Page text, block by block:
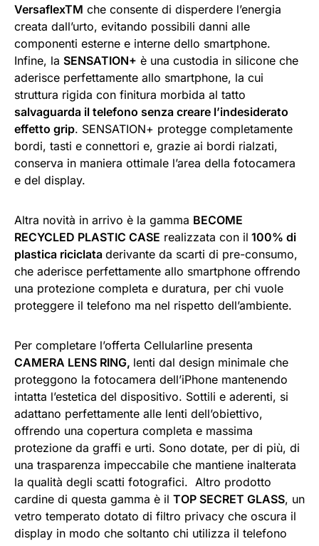
VersaflexTM che consente di disperdere l’energia
creata dall’urto, evitando possibili danni alle
componenti esterne e interne dello smartphone.
Infine, la SENSATION+ è una custodia in silicone che
aderisce perfettamente allo smartphone, la cui
struttura rigida con finitura morbida al tatto
salvaguarda il telefono senza creare l’indesiderato
effetto grip. SENSATION+ protegge completamente
bordi, tasti e connettori e, grazie ai bordi rialzati,
conserva in maniera ottimale l’area della fotocamera
e del display.
Altra novità in arrivo è la gamma BECOME
RECYCLED PLASTIC CASE realizzata con il 100% di
plastica riciclata derivante da scarti di pre-consumo,
che aderisce perfettamente allo smartphone offrendo
una protezione completa e duratura, per chi vuole
proteggere il telefono ma nel rispetto dell’ambiente.
Per completare l’offerta Cellularline presenta
CAMERA LENS RING, lenti dal design minimale che
proteggono la fotocamera dell’iPhone mantenendo
intatta l’estetica del dispositivo. Sottili e aderenti, si
adattano perfettamente alle lenti dell’obiettivo,
offrendo una copertura completa e massima
protezione da graffi e urti. Sono dotate, per di più, di
una trasparenza impeccabile che mantiene inalterata
la qualità degli scatti fotografici. Altro prodotto
cardine di questa gamma è il TOP SECRET GLASS, un
vetro temperato dotato di filtro privacy che oscura il
display in modo che soltanto chi utilizza il telefono